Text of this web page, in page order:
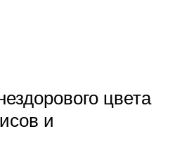
цвета
и